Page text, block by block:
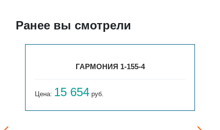
Ранее вы смотрели
ГАРМОНИЯ 1-155-4
Цена: 15 654 руб.